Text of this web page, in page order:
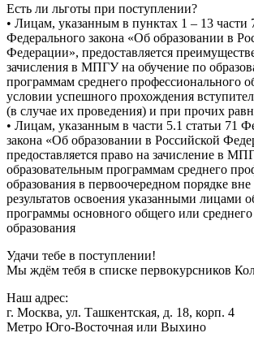
Есть ли льготы при поступлении?
• Лицам, указанным в пунктах 1 – 13 части
Федерального закона «Об образовании в
Федерации», предоставляется
зачисления в МПГУ на обучение по
программам среднего профессионального
условии успешного прохождения
(в случае их проведения) и при прочих
• Лицам, указанным в части 5.1 статьи 71
закона «Об образовании в Российской
предоставляется право на зачисление в
образовательным программам среднего
образования в первоочередном порядке
результатов освоения указанными лицами
программы основного общего или
образования
Удачи тебе в поступлении!
Мы ждём тебя в списке первокурсников
Наш адрес:
г. Москва, ул. Ташкентская, д. 18, корп. 4
Метро Юго-Восточная или Выхино